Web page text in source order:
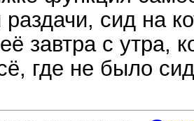
раздачи, сид на
завтра с утра,
где не было